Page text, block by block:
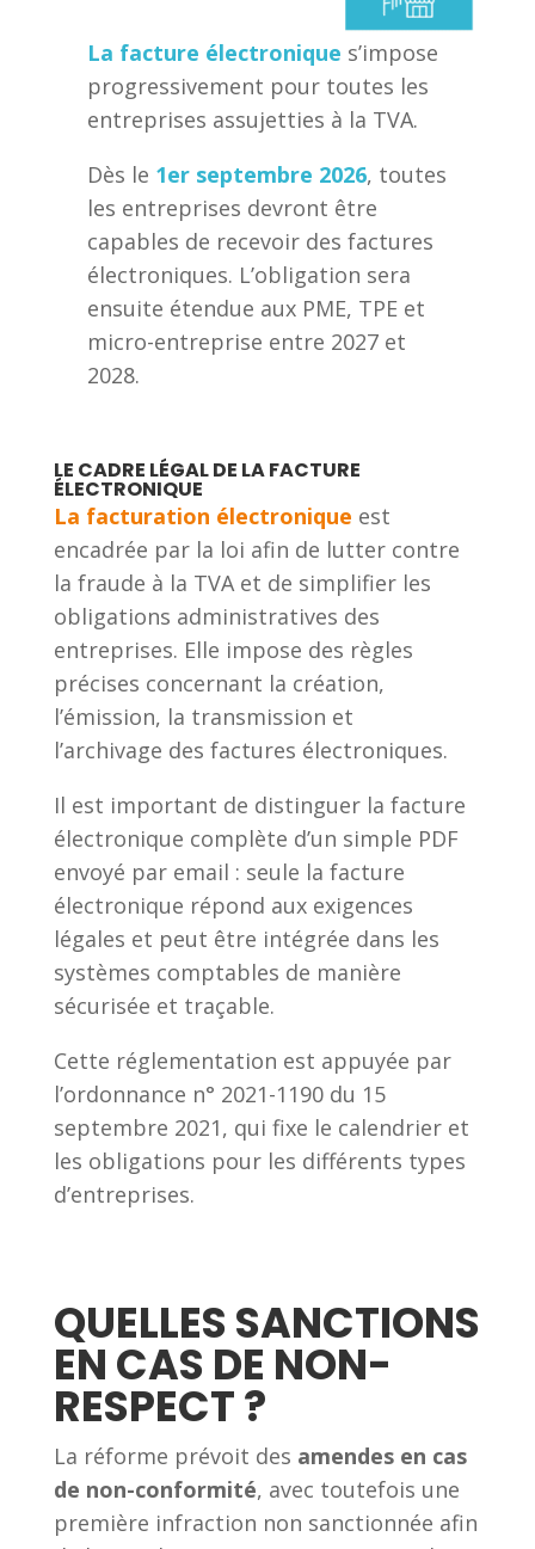
La facture électronique s’impose
progressivement pour toutes les
entreprises assujetties à la TVA.
Dès le 1er septembre 2026, toutes
les entreprises devront être
capables de recevoir des factures
électroniques. L’obligation sera
ensuite étendue aux PME, TPE et
micro-entreprise entre 2027 et
2028.
LE CADRE LÉGAL DE LA FACTURE
ÉLECTRONIQUE
La facturation électronique est
encadrée par la loi afin de lutter contre
la fraude à la TVA et de simplifier les
obligations administratives des
entreprises. Elle impose des règles
précises concernant la création,
l’émission, la transmission et
l’archivage des factures électroniques.
Il est important de distinguer la facture
électronique complète d’un simple PDF
envoyé par email : seule la facture
électronique répond aux exigences
légales et peut être intégrée dans les
systèmes comptables de manière
sécurisée et traçable.
Cette réglementation est appuyée par
l’ordonnance n° 2021-1190 du 15
septembre 2021, qui fixe le calendrier et
les obligations pour les différents types
d’entreprises.
QUELLES SANCTIONS
EN CAS DE NON-
RESPECT ?
La réforme prévoit des amendes en cas
de non-conformité, avec toutefois une
première infraction non sanctionnée afin